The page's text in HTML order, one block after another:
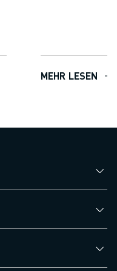
MEHR LESEN